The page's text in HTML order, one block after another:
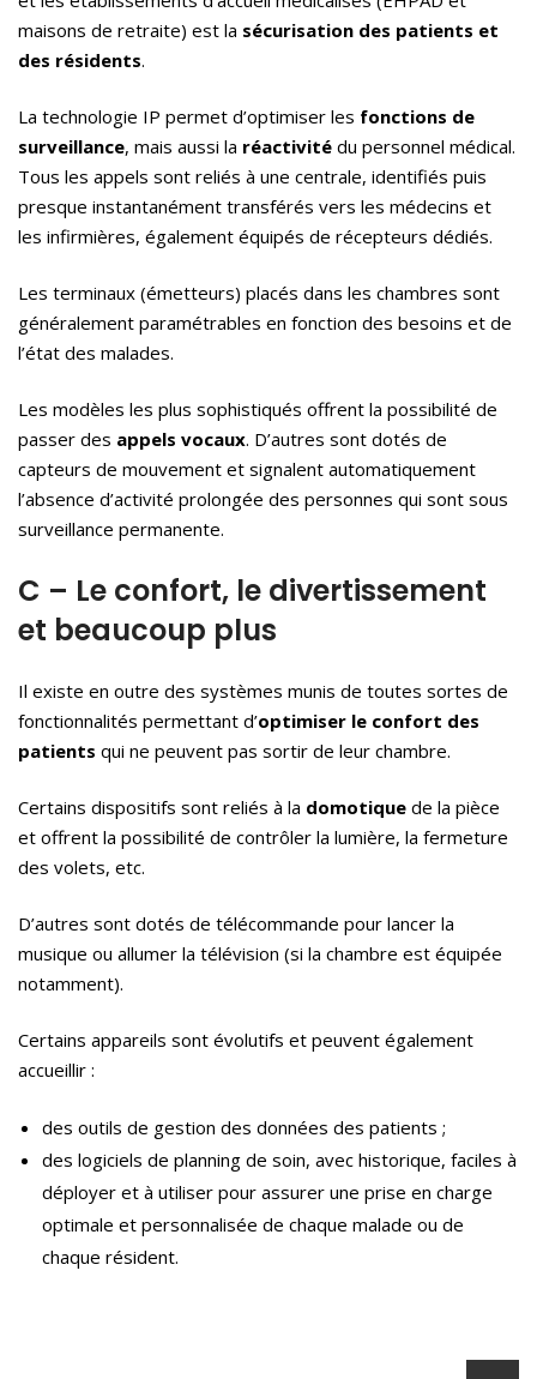
maisons de retraite) est la sécurisation des patients et
des résidents.
La technologie IP permet d’optimiser les fonctions de
surveillance, mais aussi la réactivité du personnel médical.
Tous les appels sont reliés à une centrale, identifiés puis
presque instantanément transférés vers les médecins et
les infirmières, également équipés de récepteurs dédiés.
Les terminaux (émetteurs) placés dans les chambres sont
généralement paramétrables en fonction des besoins et de
l’état des malades.
Les modèles les plus sophistiqués offrent la possibilité de
passer des appels vocaux. D’autres sont dotés de
capteurs de mouvement et signalent automatiquement
l’absence d’activité prolongée des personnes qui sont sous
surveillance permanente.
C – Le confort, le divertissement
et beaucoup plus
Il existe en outre des systèmes munis de toutes sortes de
fonctionnalités permettant d’optimiser le confort des
patients qui ne peuvent pas sortir de leur chambre.
Certains dispositifs sont reliés à la domotique de la pièce
et offrent la possibilité de contrôler la lumière, la fermeture
des volets, etc.
D’autres sont dotés de télécommande pour lancer la
musique ou allumer la télévision (si la chambre est équipée
notamment).
Certains appareils sont évolutifs et peuvent également
accueillir :
des outils de gestion des données des patients ;
des logiciels de planning de soin, avec historique, faciles à
déployer et à utiliser pour assurer une prise en charge
optimale et personnalisée de chaque malade ou de
chaque résident.